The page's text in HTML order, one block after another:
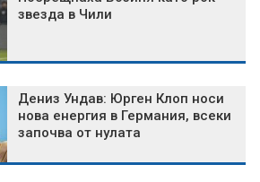
звезда в Чили
Дениз Ундав: Юрген Клоп носи
нова енергия в Германия, всеки
започва от нулата